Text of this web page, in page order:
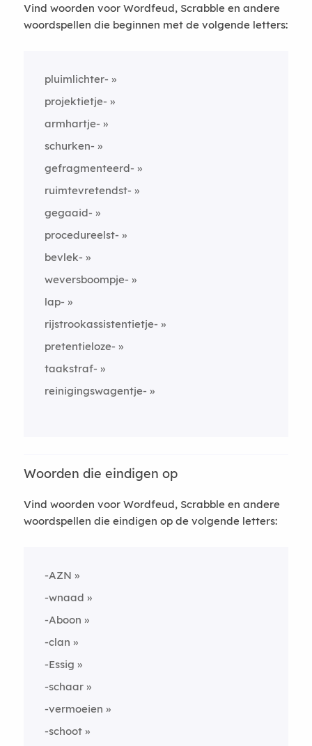
Vind woorden voor Wordfeud, Scrabble en andere
woordspellen die beginnen met de volgende letters:
pluimlichter-
projektietje-
armhartje-
schurken-
gefragmenteerd-
ruimtevretendst-
gegaaid-
procedureelst-
bevlek-
weversboompje-
lap-
rijstrookassistentietje-
pretentieloze-
taakstraf-
reinigingswagentje-
Woorden die eindigen op
Vind woorden voor Wordfeud, Scrabble en andere
woordspellen die eindigen op de volgende letters:
-AZN
-wnaad
-Aboon
-clan
-Essig
-schaar
-vermoeien
-schoot